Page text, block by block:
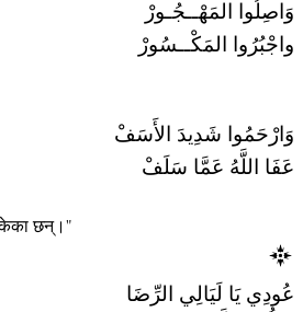
وَاصِلُوا المَهْــجُـورْ
واجْبُرُوا المَكْــسُورْ
وَارْحَمُوا شَدِيدَ الأَسَفْ
عَفَا اللَّهُ عَمَّا سَلَفْ
छन्।"
عُودِي يَا لَيَالِي الرِّضَا